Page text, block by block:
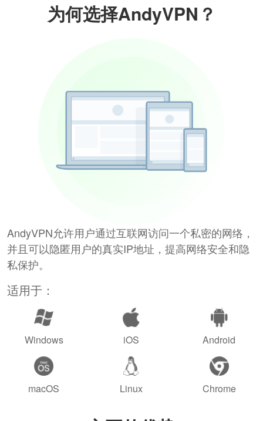
为何选择AndyVPN？
AndyVPN允许用户通过互联网访问一个私密的网络，
并且可以隐匿用户的真实IP地址，提高网络安全和隐
私保护。
适用于：
Windows iOS Android
macOS Linux Chrome